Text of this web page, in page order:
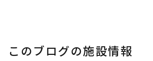
このブログの施設情報